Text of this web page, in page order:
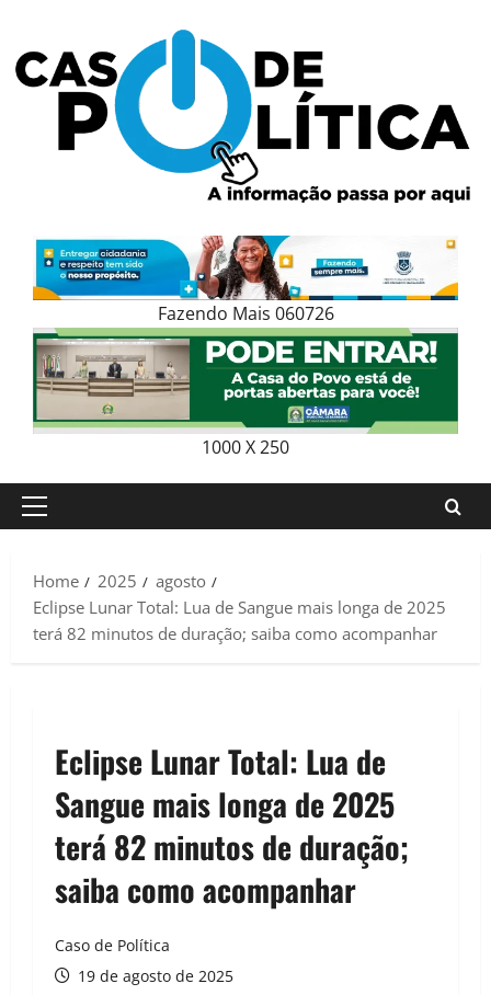
content
Fazendo Mais 060726
1000 X 250
Primary
Home
2025
agosto
Eclipse Lunar Total: Lua de Sangue mais longa de 2025
terá 82 minutos de duração; saiba como acompanhar
Eclipse Lunar Total: Lua de
Sangue mais longa de 2025
terá 82 minutos de duração;
saiba como acompanhar
Caso de Política
19 de agosto de 2025